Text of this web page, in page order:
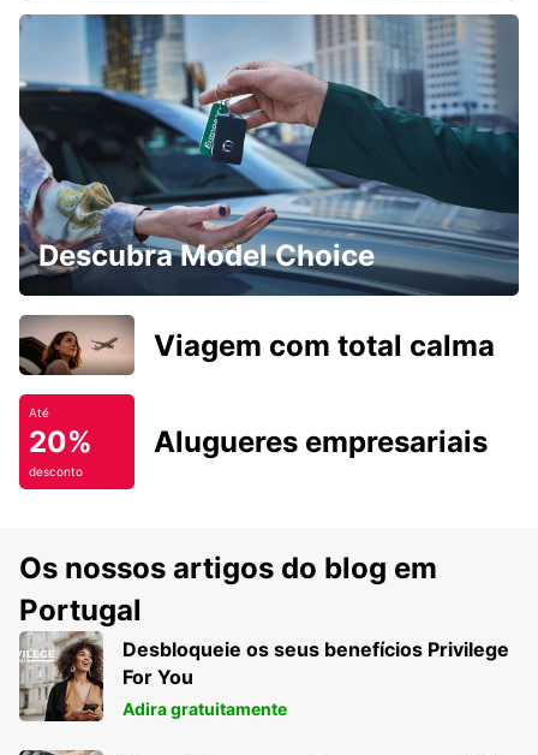
Descubra Model Choice
Viagem com total calma
Até
20%
desconto
Alugueres empresariais
Os nossos artigos do blog em
Portugal
Desbloqueie os seus benefícios Privilege
For You
Adira gratuitamente